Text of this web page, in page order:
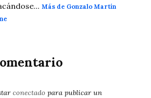
Más de Gonzalo Martín
conectado para publicar un